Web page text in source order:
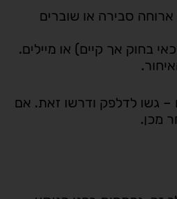
סבירה או שוברים
בחוק אך קיים) או מיילים.
גשו לדלפק ודרשו זאת. אם
מכן.